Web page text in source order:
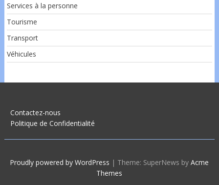
Services à la personne
Tourisme
Transport
Véhicules
Contactez-nous
Politique de Confidentialité
Proudly powered by WordPress | Theme: SuperNews byAcme
Themes